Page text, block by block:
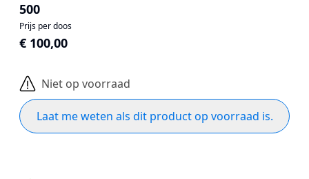
500
Prijs per doos
€ 100,00
Niet op voorraad
Laat me weten als dit product op voorraad is.